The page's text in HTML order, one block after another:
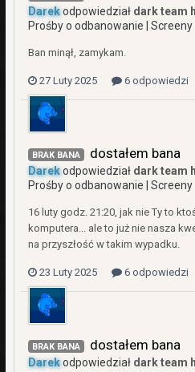
Darekodpowiedział dark team
Prośby o odbanowanie | Screeny
Ban minął, zamykam.
27 Luty 2025 6 odpowiedzi
BRAK BANA dostałem bana
Darekodpowiedział dark team
Prośby o odbanowanie | Screeny
16 luty godz. 21:20, jak nie Ty to
komputera... ale to już nie nasza
na przyszłość w takim wypadku.
23 Luty 2025 6 odpowiedzi
BRAK BANA dostałem bana
Darekodpowiedział dark team